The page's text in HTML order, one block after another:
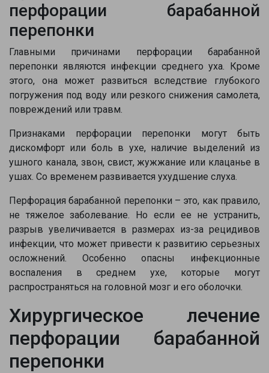
перфорации барабанной
перепонки
Главными причинами перфорации барабанной
перепонки являются инфекции среднего уха. Кроме
этого, она может развиться вследствие глубокого
погружения под воду или резкого снижения самолета,
повреждений или травм.
Признаками перфорации перепонки могут быть
дискомфорт или боль в ухе, наличие выделений из
ушного канала, звон, свист, жужжание или клацанье в
ушах. Со временем развивается ухудшение слуха.
Перфорация барабанной перепонки – это, как правило,
не тяжелое заболевание. Но если ее не устранить,
разрыв увеличивается в размерах из-за рецидивов
инфекции, что может привести к развитию серьезных
осложнений. Особенно опасны инфекционные
воспаления в среднем ухе, которые могут
распространяться на головной мозг и его оболочки.
Хирургическое лечение
перфорации барабанной
перепонки